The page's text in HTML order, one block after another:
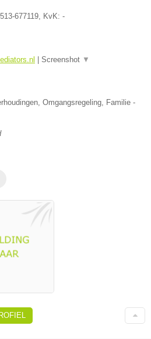
677119, KvK: -
Screenshot ▼
Omgangsregeling, Familie -